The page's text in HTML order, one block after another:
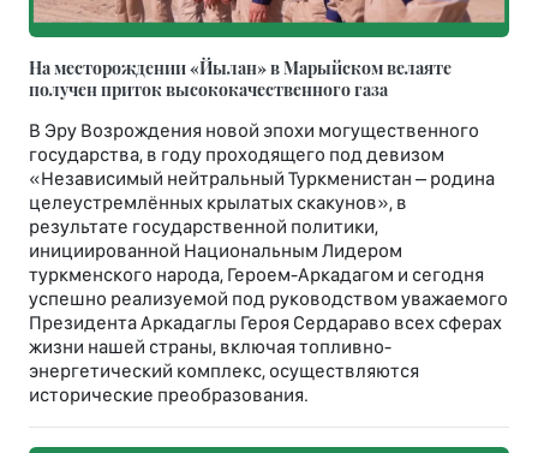
На месторождении «Йылан» в Марыйском велаяте
получен приток высококачественного газа
В Эру Возрождения новой эпохи могущественного
государства, в году проходящего под девизом
«Независимый нейтральный Туркменистан – родина
целеустремлённых крылатых скакунов», в
результате государственной политики,
инициированной Национальным Лидером
туркменского народа, Героем-Аркадагом и сегодня
успешно реализуемой под руководством уважаемого
Президента Аркадаглы Героя Сердараво всех сферах
жизни нашей страны, включая топливно-
энергетический комплекс, осуществляются
исторические преобразования.